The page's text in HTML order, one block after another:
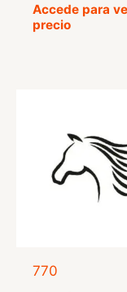
Accede para
precio
770